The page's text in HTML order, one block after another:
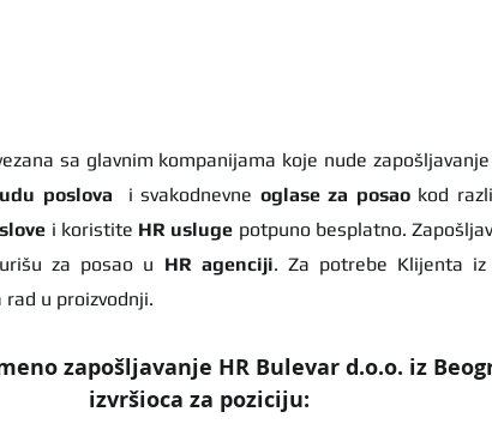
poslova
  i svakodnevne
oglase za posao kod
i koristite HR usluge potpuno besplatno.
za posao u HR agenciji. Za potrebe Klijenta iz
u proizvodnji.
zapošljavanje HR Bulevar d.o.o. iz
izvršioca za poziciju: